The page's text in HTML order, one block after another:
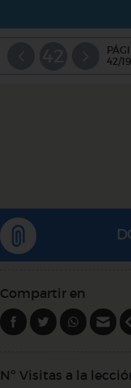
42/
Compartir en
Nº Visitas a la